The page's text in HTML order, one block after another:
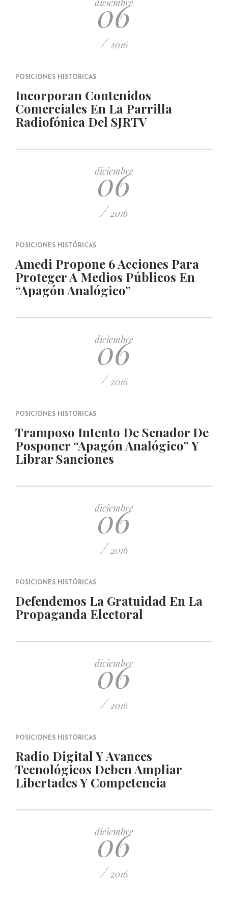
diciembre
06
/ 2016
POSICIONES HISTÓRICAS
Incorporan Contenidos
Comerciales En La Parrilla
Radiofónica Del SJRTV
diciembre
06
/ 2016
POSICIONES HISTÓRICAS
Amedi Propone 6 Acciones Para
Proteger A Medios Públicos En
“Apagón Analógico”
diciembre
06
/ 2016
POSICIONES HISTÓRICAS
Tramposo Intento De Senador De
Posponer “Apagón Analógico” Y
Librar Sanciones
diciembre
06
/ 2016
POSICIONES HISTÓRICAS
Defendemos La Gratuidad En La
Propaganda Electoral
diciembre
06
/ 2016
POSICIONES HISTÓRICAS
Radio Digital Y Avances
Tecnológicos Deben Ampliar
Libertades Y Competencia
diciembre
06
/ 2016